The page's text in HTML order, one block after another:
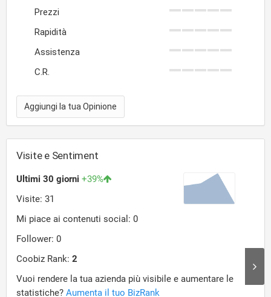
Prezzi
Rapidità
Assistenza
C.R.
Aggiungi la tua Opinione
Visite e Sentiment